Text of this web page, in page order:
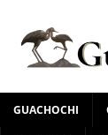
GUACHOCHI